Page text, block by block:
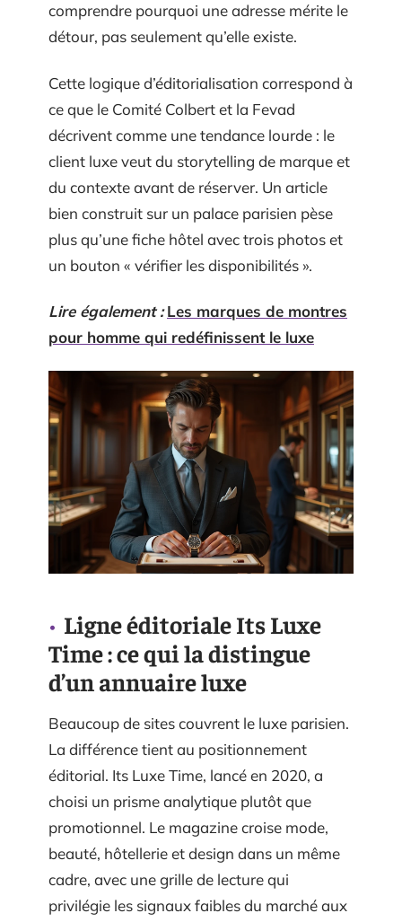
comprendre pourquoi une adresse mérite le
détour, pas seulement qu’elle existe.
Cette logique d’éditorialisation correspond à
ce que le Comité Colbert et la Fevad
décrivent comme une tendance lourde : le
client luxe veut du storytelling de marque et
du contexte avant de réserver. Un article
bien construit sur un palace parisien pèse
plus qu’une fiche hôtel avec trois photos et
un bouton « vérifier les disponibilités ».
Lire également : Les marques de montres
pour homme qui redéfinissent le luxe
Ligne éditoriale Its Luxe
Time : ce qui la distingue
d’un annuaire luxe
Beaucoup de sites couvrent le luxe parisien.
La différence tient au positionnement
éditorial. Its Luxe Time, lancé en 2020, a
choisi un prisme analytique plutôt que
promotionnel. Le magazine croise mode,
beauté, hôtellerie et design dans un même
cadre, avec une grille de lecture qui
privilégie les signaux faibles du marché aux